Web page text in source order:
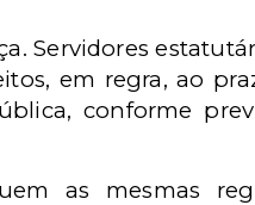
Servidores
em regra, ao
conforme
as mesmas